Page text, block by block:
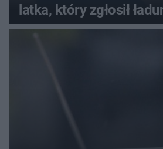
latka, który zgłosił
aucie